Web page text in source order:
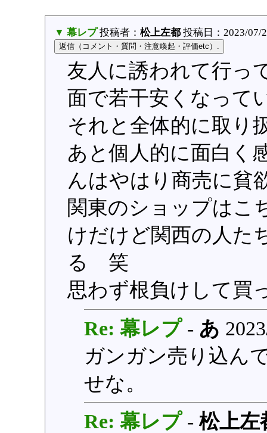
▼ 幕レプ投稿者： 松上左都投稿日：2023/07/
友人に誘われて行っ
面で若干安くなって
それと全体的に取り
あと個人的に面白く
んはやはり商売に貧
関東のショップはこ
けだけど関西の人た
る 笑
思わず根負けして
Re: 幕レプ- あ
ガンガン売り込ん
せな。
Re: 幕レプ-松上左